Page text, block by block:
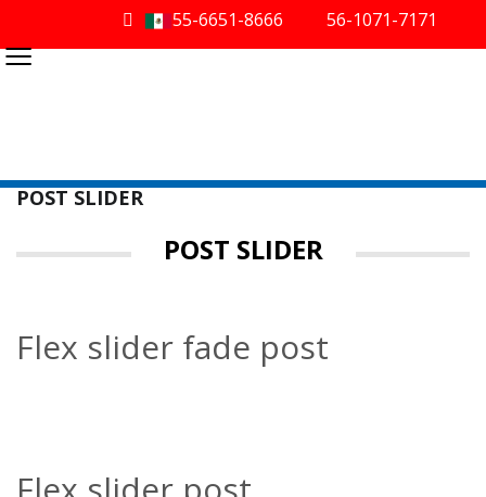
55-6651-8666 56-1071-7171
≡
POST SLIDER
POST SLIDER
Flex slider fade post